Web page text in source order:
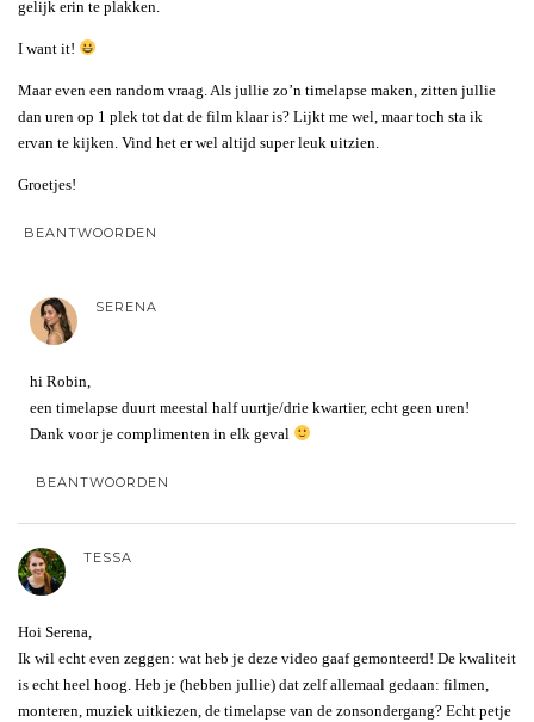
gelijk erin te plakken.
I want it!
Maar even een random vraag. Als jullie zo’n timelapse maken, zitten jullie
dan uren op 1 plek tot dat de film klaar is? Lijkt me wel, maar toch sta ik
ervan te kijken. Vind het er wel altijd super leuk uitzien.
Groetjes!
BEANTWOORDEN
SERENA
hi Robin,
een timelapse duurt meestal half uurtje/drie kwartier, echt geen uren!
Dank voor je complimenten in elk geval
BEANTWOORDEN
TESSA
Hoi Serena,
Ik wil echt even zeggen: wat heb je deze video gaaf gemonteerd! De kwaliteit
is echt heel hoog. Heb je (hebben jullie) dat zelf allemaal gedaan: filmen,
monteren, muziek uitkiezen, de timelapse van de zonsondergang? Echt petje